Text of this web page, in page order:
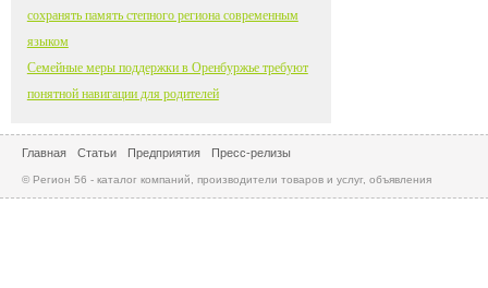
сохранять память степного региона современным
языком
Семейные меры поддержки в Оренбуржье требуют
понятной навигации для родителей
Главная Статьи Предприятия Пресс-релизы
© Регион 56 - каталог компаний, производители товаров и услуг, объявления